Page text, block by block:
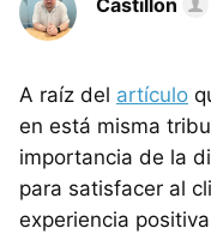
Castillon
A raíz del artículo
en está misma
importancia de la
para satisfacer al
experiencia